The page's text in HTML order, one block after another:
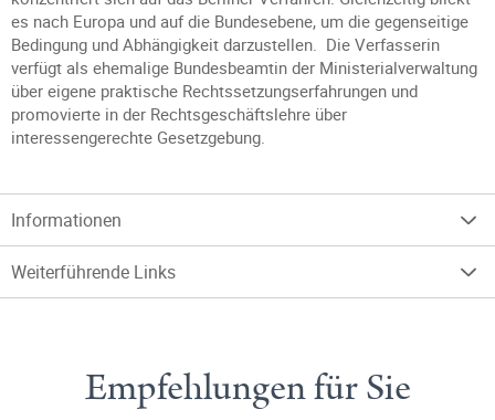
es nach Europa und auf die Bundesebene, um die gegenseitige
Bedingung und Abhängigkeit darzustellen. Die Verfasserin
verfügt als ehemalige Bundesbeamtin der Ministerialverwaltung
über eigene praktische Rechtssetzungserfahrungen und
promovierte in der Rechtsgeschäftslehre über
interessengerechte Gesetzgebung.
Informationen
Weiterführende Links
Empfehlungen für Sie